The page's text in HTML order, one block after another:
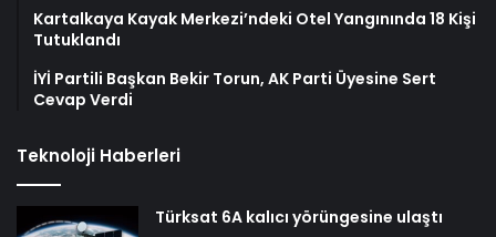
Kartalkaya Kayak Merkezi’ndeki Otel Yangınında 18 Kişi
Tutuklandı
İYİ Partili Başkan Bekir Torun, AK Parti Üyesine Sert
Cevap Verdi
Teknoloji Haberleri
Türksat 6A kalıcı yörüngesine ulaştı